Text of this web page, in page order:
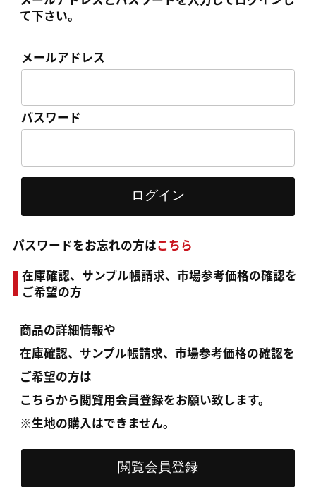
て下さい。
メールアドレス
パスワード
パスワードをお忘れの方はこちら
在庫確認、サンプル帳請求、市場参考価格の確認を
ご希望の方
商品の詳細情報や
在庫確認、サンプル帳請求、市場参考価格の確認を
ご希望の方は
こちらから閲覧用会員登録をお願い致します。
※生地の購入はできません。